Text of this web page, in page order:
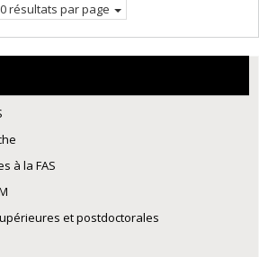
résultats par page
à la FAS
et postdoctorales